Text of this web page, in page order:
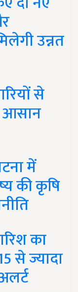
उन्नत
से
आसान
में
की कृषि
का
से ज्यादा